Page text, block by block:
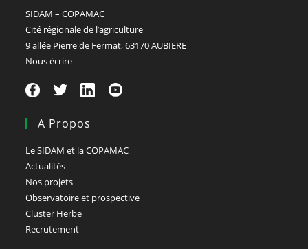
SIDAM – COPAMAC
Cité régionale de l’agriculture
9 allée Pierre de Fermat, 63170 AUBIERE
Nous écrire
A Propos
Le SIDAM et la COPAMAC
Actualités
Nos projets
Observatoire et prospective
Cluster Herbe
Recrutement